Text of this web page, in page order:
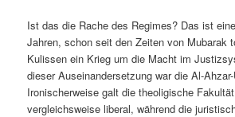
Ist das die Rache des Regimes? Das ist
Jahren, schon seit den Zeiten von Mubarak
Kulissen ein Krieg um die Macht im
dieser Auseinandersetzung war die Al-
Ironischerweise galt die theoligische
vergleichsweise liberal, während die